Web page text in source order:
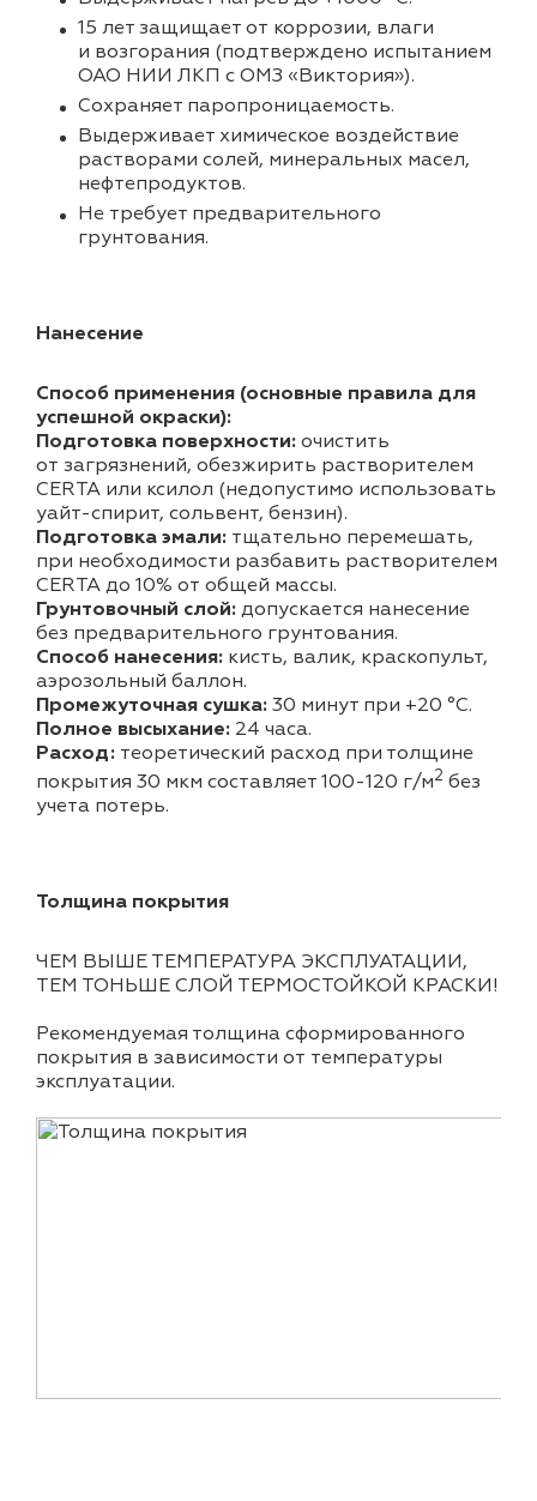
15 лет защищает от коррозии, влаги
и возгорания (подтверждено испытанием
ОАО НИИ ЛКП с ОМЗ «Виктория»).
Cохраняет паропроницаемость.
Выдерживает химическое воздействие
растворами солей, минеральных масел,
нефтепродуктов.
Не требует предварительного
грунтования.
Нанесение
Способ применения (основные правила для
успешной окраски):
Подготовка поверхности: очистить
от загрязнений, обезжирить растворителем
CERTA или ксилол (недопустимо использовать
уайт-спирит, сольвент, бензин).
Подготовка эмали: тщательно перемешать,
при необходимости разбавить растворителем
CERTA до 10% от общей массы.
Грунтовочный слой: допускается нанесение
без предварительного грунтования.
Способ нанесения: кисть, валик, краскопульт,
аэрозольный баллон.
Промежуточная сушка: 30 минут при +20 °С.
Полное высыхание: 24 часа.
Расход: теоретический расход при толщине
покрытия 30 мкм составляет 100-120 г/м2 без
учета потерь.
Толщина покрытия
ЧЕМ ВЫШЕ ТЕМПЕРАТУРА ЭКСПЛУАТАЦИИ,
ТЕМ ТОНЬШЕ СЛОЙ ТЕРМОСТОЙКОЙ КРАСКИ!
Рекомендуемая толщина сформированного
покрытия в зависимости от температуры
эксплуатации.